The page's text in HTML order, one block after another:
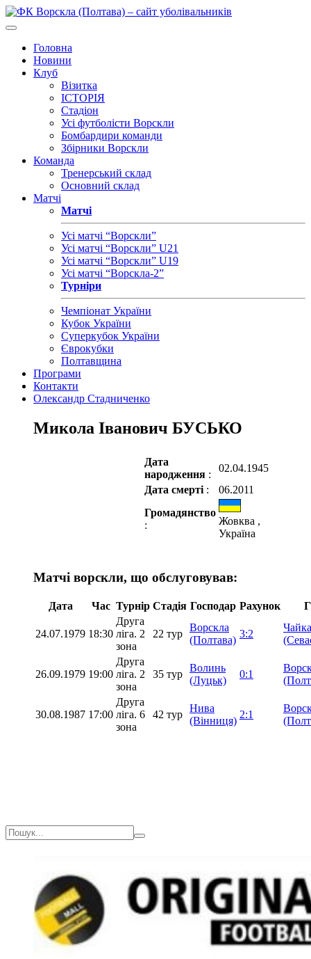
Головна
Новини
Клуб
Візитка
ІСТОРІЯ
Стадіон
Усі футболісти Ворскли
Бомбардири команди
Збірники Ворскли
Команда
Тренерський склад
Основний склад
Матчі
Матчі
Усі матчі “Ворскли”
Усі матчі “Ворскли” U21
Усі матчі “Ворскли” U19
Усі матчі “Ворскла-2”
Турніри
Чемпіонат України
Кубок України
Суперкубок України
Єврокубки
Полтавщина
Програми
Контакти
Олександр Стадниченко
Микола Іванович БУСЬКО
Дата
народження :
02.04.1945
Дата смерті :
06.2011
Громадянство
:
Жовква ,
Україна
Матчі ворскли, що обслуговував:
Дата Час Турнір Стадія Господар Рахунок
24.07.1979 18:30
Друга
ліга. 2
зона
22 тур
Ворскла
(Полтава)
3:2
Чайка
26.09.1979 19:00
Друга
ліга. 2
зона
35 тур
Волинь
(Луцьк)
0:1
30.08.1987 17:00
Друга
ліга. 6
зона
42 тур
Нива
(Вінниця)
2:1